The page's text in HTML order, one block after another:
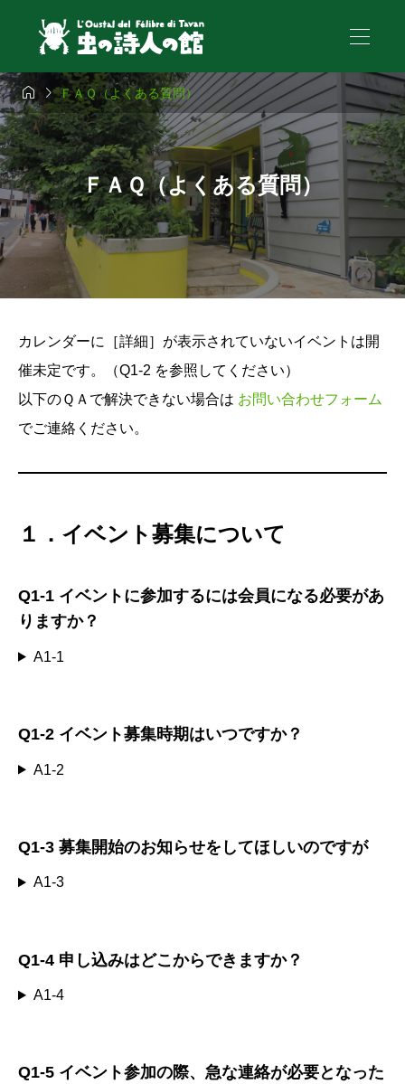
ＦＡＱ（よくある質問）
ＦＡＱ（よくある質問）
カレンダーに［詳細］が表示されていないイベントは開
催未定です。（Q1-2 を参照してください）
以下のＱＡで解決できない場合は お問い合わせフォーム
でご連絡ください。
１．イベント募集について
Q1-1 イベントに参加するには会員になる必要があ
りますか？
A1-1
Q1-2 イベント募集時期はいつですか？
A1-2
Q1-3 募集開始のお知らせをしてほしいのですが
A1-3
Q1-4 申し込みはどこからできますか？
A1-4
Q1-5 イベント参加の際、急な連絡が必要となった